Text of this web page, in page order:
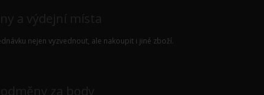
nejen vyzvednout, ale nakoupit i jiné zboží.